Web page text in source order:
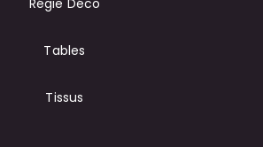
Régie Déco
Tables
Tissus